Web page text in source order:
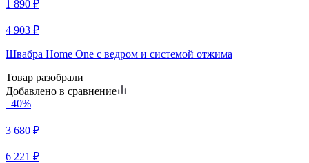
1 890 ₽
4 903 ₽
Швабра Home One с ведром и системой отжима
Товар разобрали
Добавлено в сравнение
–40%
3 680 ₽
6 221 ₽